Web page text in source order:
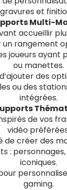
gravures et
Multi-
accueillir
un rangement
joueurs ayant
ou manettes.
des
ou des
intégrées.
de vos
vidéo
de créer des
:
iconiques.
gaming.